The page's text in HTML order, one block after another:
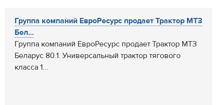
Группа компаний ЕвроРесурс продает Трактор МТЗ
Бел...
Группа компаний ЕвроРесурс продает Трактор МТЗ
Беларус 80.1. Универсальный трактор тягового
класса 1...